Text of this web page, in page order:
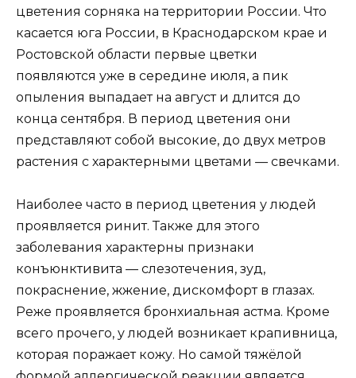
цветения сорняка на территории России. Что
касается юга России, в Краснодарском крае и
Ростовской области первые цветки
появляются уже в середине июля, а пик
опыления выпадает на август и длится до
конца сентября. В период цветения они
представляют собой высокие, до двух метров
растения с характерными цветами — свечками.
Наиболее часто в период цветения у людей
проявляется ринит. Также для этого
заболевания характерны признаки
конъюнктивита — слезотечения, зуд,
покраснение, жжение, дискомфорт в глазах.
Реже проявляется бронхиальная астма. Кроме
всего прочего, у людей возникает крапивница,
которая поражает кожу. Но самой тяжёлой